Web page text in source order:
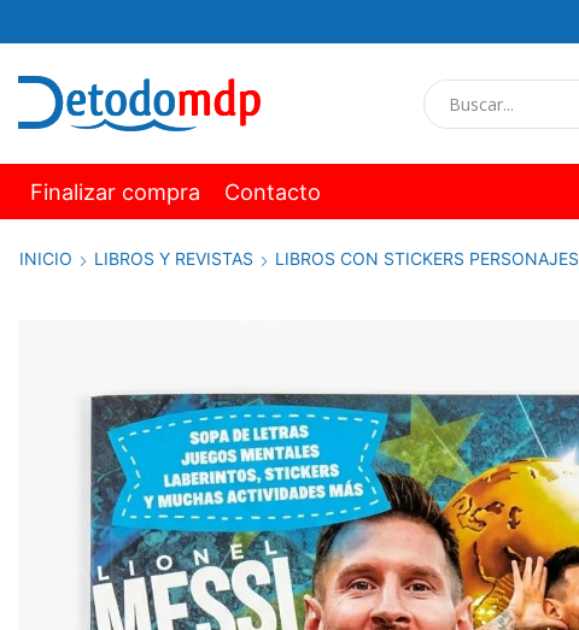
Finalizar compra Contacto
INICIO LIBROS Y REVISTAS LIBROS CON STICKERS PERSONAJES